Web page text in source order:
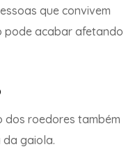
que convivem
pode acabar afetando
dos roedores também
da gaiola.